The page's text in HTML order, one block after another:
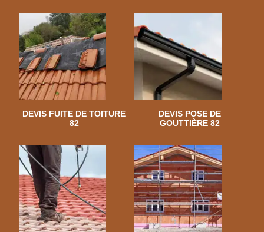
DEVIS FUITE DE TOITURE
82
DEVIS POSE DE
GOUTTIÈRE 82